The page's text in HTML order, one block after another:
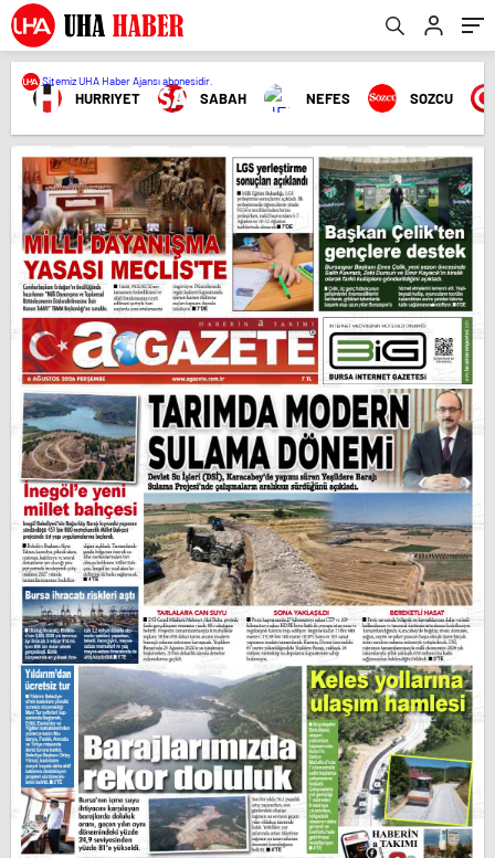
HURRIYET SABAH NEFES SOZCU
Sitemiz UHA Haber Ajansı abonesidir.